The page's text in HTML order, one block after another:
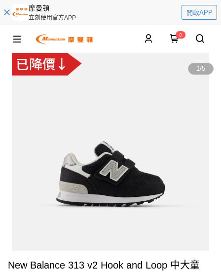
摩曼頓
立刻使用官方APP
開啟APP
0
1/5
New Balance 313 v2 Hook and Loop 中大童